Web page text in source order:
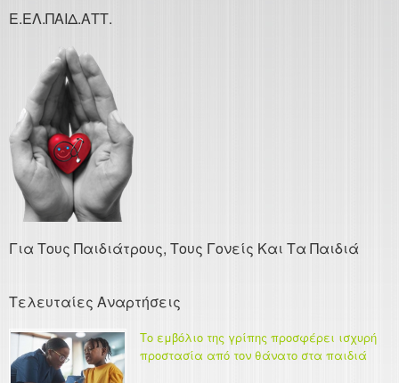
Ε.ΕΛ.ΠΑΙΔ.ΑΤΤ.
Για Τους Παιδιάτρους, Τους Γονείς Και Τα Παιδιά
Τελευταίες Αναρτήσεις
Το εμβόλιο της γρίπης προσφέρει ισχυρή
προστασία από τον θάνατο στα παιδιά